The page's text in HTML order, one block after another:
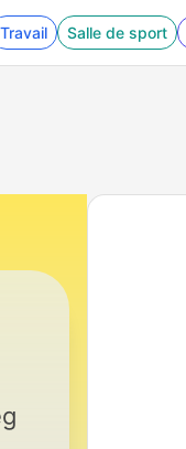
Travail Salle de sport